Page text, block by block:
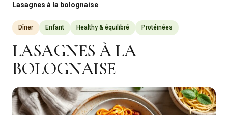
Lasagnes à la bolognaise
Dîner Enfant Healthy & équilibré Protéinées
LASAGNES À LA
BOLOGNAISE